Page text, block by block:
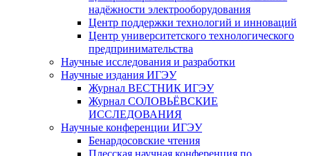
надёжности электрооборудования
Центр поддержки технологий и инноваций
Центр университетского технологического
предпринимательства
Научные исследования и разработки
Научные издания ИГЭУ
Журнал ВЕСТНИК ИГЭУ
Журнал СОЛОВЬЁВСКИЕ
ИССЛЕДОВАНИЯ
Научные конференции ИГЭУ
Бенардосовские чтения
Плесская научная конференция по